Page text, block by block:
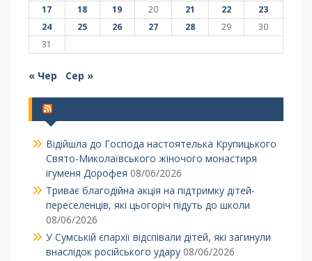
17
18 19 20 21 22
23
24
25 26 27 28 29
30
31
« Чер Сер »
Відійшла до Господа настоятелька Крупицького
Свято-Миколаївського жіночого монастиря
ігуменя Дорофея 08/06/2026
Триває благодійна акція на підтримку дітей-
переселенців, які цьогоріч підуть до школи
08/06/2026
У Сумській єпархії відспівали дітей, які загинули
внаслідок російського удару 08/06/2026